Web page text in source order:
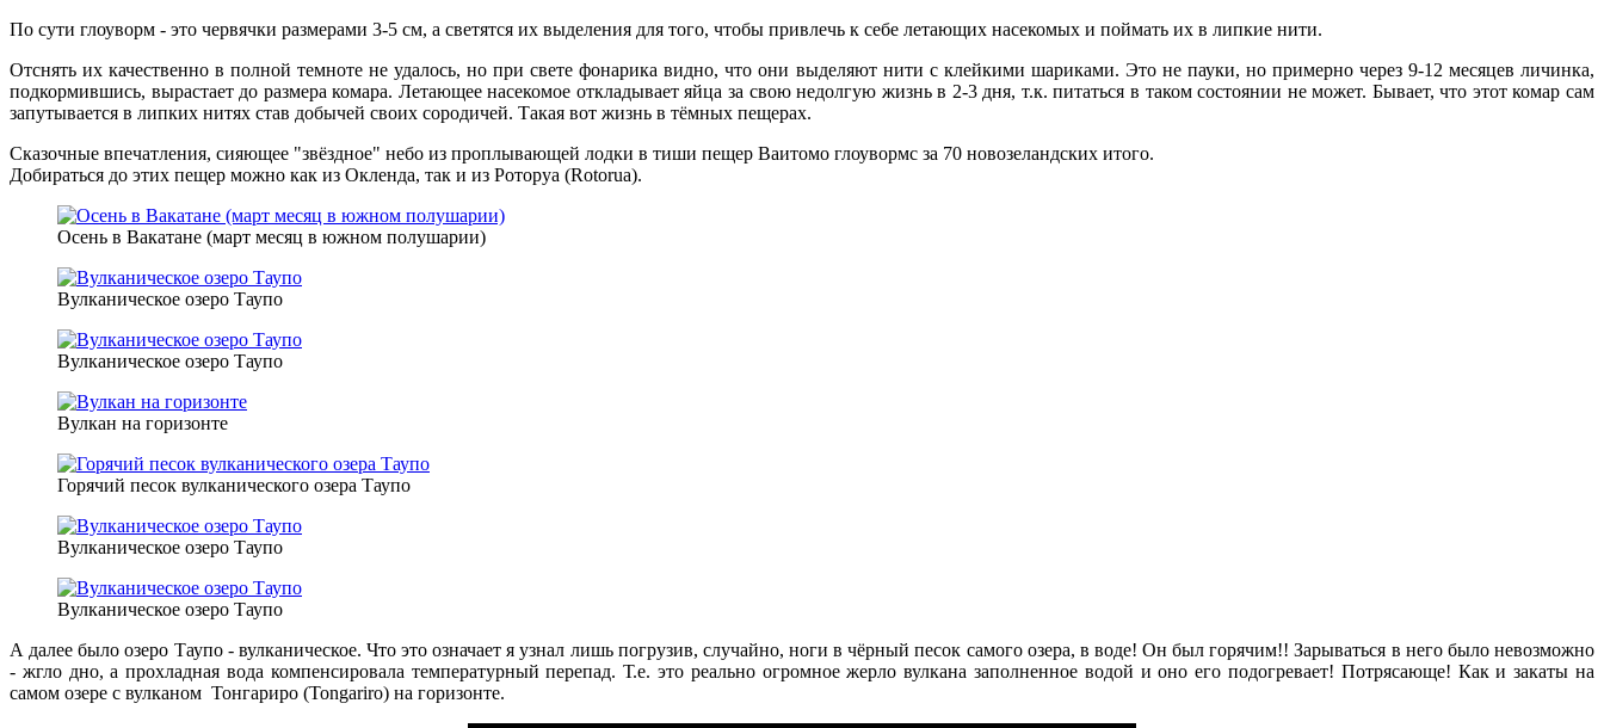
По сути глоуворм - это червячки размерами 3-5 см, а светятся их выделения для того, чтобы привлечь к себе летающих насекомых и поймать их в липкие нити.
Отснять их качественно в полной темноте не удалось, но при свете фонарика видно, что они выделяют нити с клейкими шариками. Это не пауки, но примерно через 9-12 месяцев личинка,
подкормившись, вырастает до размера комара. Летающее насекомое откладывает яйца за свою недолгую жизнь в 2-3 дня, т.к. питаться в таком состоянии не может. Бывает, что этот комар сам
запутывается в липких нитях став добычей своих сородичей. Такая вот жизнь в тёмных пещерах.
Сказочные впечатления, сияющее "звёздное" небо из проплывающей лодки в тиши пещер Ваитомо глоувормс за 70 новозеландских итого.
Добираться до этих пещер можно как из Окленда, так и из Роторуа (Rotorua).
Осень в Вакатане (март месяц в южном полушарии)
Вулканическое озеро Таупо
Вулканическое озеро Таупо
Вулкан на горизонте
Горячий песок вулканического озера Таупо
Вулканическое озеро Таупо
Вулканическое озеро Таупо
А далее было озеро Таупо - вулканическое. Что это означает я узнал лишь погрузив, случайно, ноги в чёрный песок самого озера, в воде! Он был горячим!! Зарываться в него было невозможно
- жгло дно, а прохладная вода компенсировала температурный перепад. Т.е. это реально огромное жерло вулкана заполненное водой и оно его подогревает! Потрясающе! Как и закаты на
самом озере с вулканом Тонгариро (Tongariro) на горизонте.